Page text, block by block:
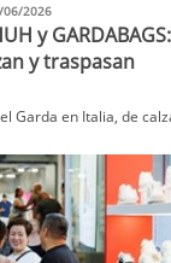
06/2026
y
y traspasan
Garda en Italia, de